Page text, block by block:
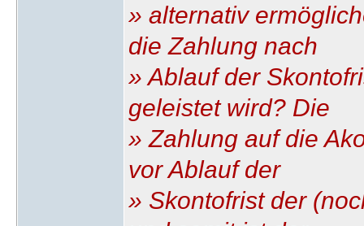
» alternativ
die Zahlung nach
» Ablauf der
geleistet wird? Die
» Zahlung auf die
vor Ablauf der
» Skontofrist der